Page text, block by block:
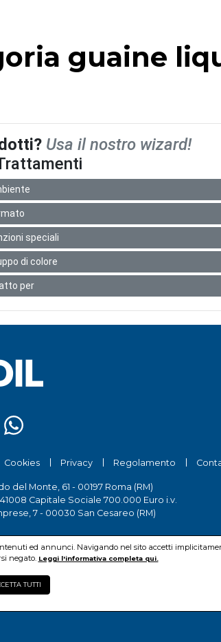
guaine
Usa il nostro wizard!
speciali
di colore
per
Cookies Privacy Regolamento
del Monte, 61 - 00197 Roma (RM)
Capitale Sociale 700.000 Euro i.v.
7 - 00030 San Cesareo (RM)
- All Rights Reserved.
ed annunci. Navigando nel sito accetti
negato. Leggi l'informativa completa qui.
TUTTI